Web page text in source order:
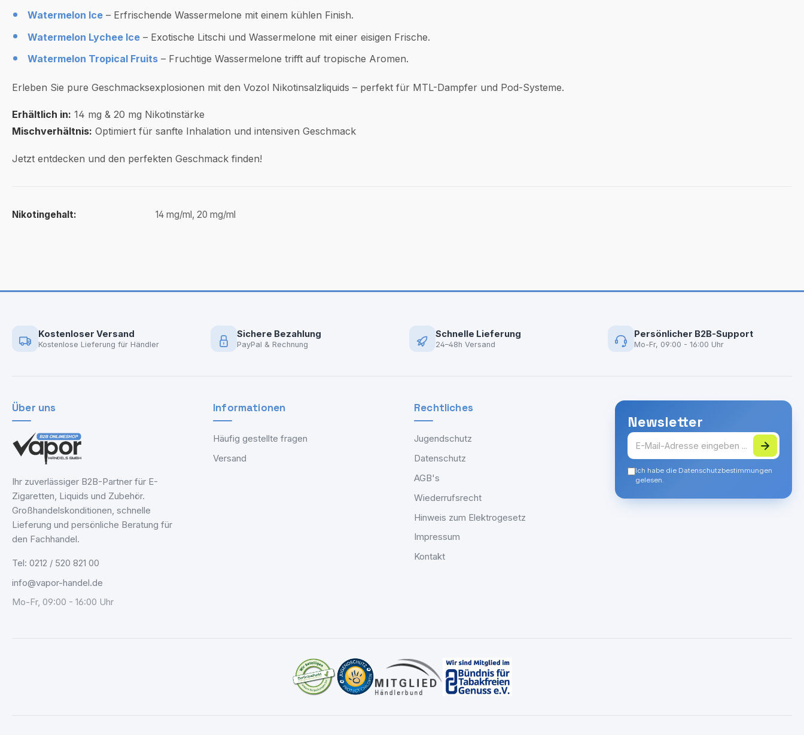
Watermelon Ice– Erfrischende Wassermelone mit einem kühlen Finish.
Watermelon Lychee Ice– Exotische Litschi und Wassermelone mit einer eisigen Frische.
Watermelon Tropical Fruits– Fruchtige Wassermelone trifft auf tropische Aromen.
Erleben Sie pure Geschmacksexplosionen mit den Vozol Nikotinsalzliquids – perfekt für MTL-Dampfer und Pod-Systeme.
Erhältlich in: 14 mg & 20 mg Nikotinstärke
Mischverhältnis: Optimiert für sanfte Inhalation und intensiven Geschmack
Jetzt entdecken und den perfekten Geschmack finden!
Nikotingehalt: 14 mg/ml, 20 mg/ml
Kostenloser Versand
Kostenlose Lieferung für Händler
Sichere Bezahlung
PayPal & Rechnung
Schnelle Lieferung
24–48h Versand
Persönlicher B2B-Support
Mo-Fr, 09:00 - 16:00 Uhr
Über uns
Ihr zuverlässiger B2B-Partner für E-
Zigaretten, Liquids und Zubehör.
Großhandelskonditionen, schnelle
Lieferung und persönliche Beratung für
den Fachhandel.
Tel: 0212 / 520 821 00
info@vapor-handel.de
Mo-Fr, 09:00 - 16:00 Uhr
Informationen
Häufig gestellte fragen
Versand
Rechtliches
Jugendschutz
Datenschutz
AGB's
Wiederrufsrecht
Hinweis zum Elektrogesetz
Impressum
Kontakt
Newsletter
Ich habe die Datenschutzbestimmungen
gelesen.